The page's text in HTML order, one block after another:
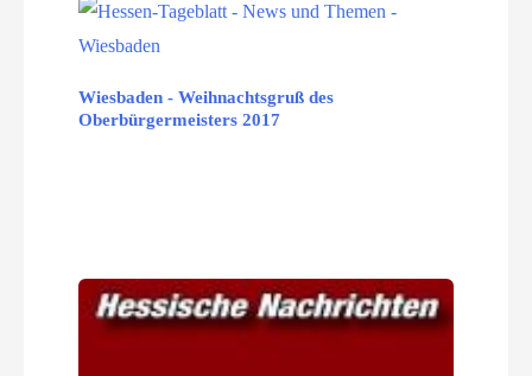
Wiesbaden - Weihnachtsgruß des
Oberbürgermeisters 2017